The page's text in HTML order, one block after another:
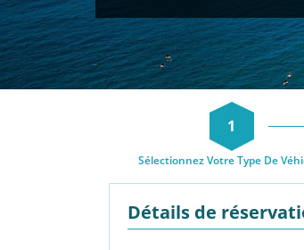
1
Sélectionnez Votre Type De
Détails de